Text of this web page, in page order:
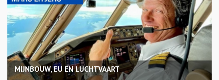
MIJNBOUW, EU EN LUCHTVAART